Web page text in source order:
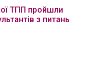
ТПП пройшли
з питань